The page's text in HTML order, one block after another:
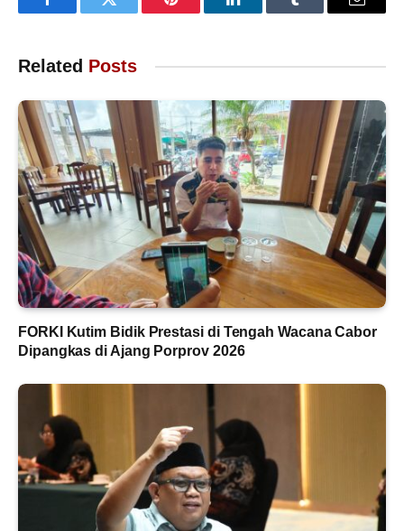
FacebookTwitter Pinterest LinkedInTumblr Email
Related Posts
FORKI Kutim Bidik Prestasi di Tengah Wacana Cabor
Dipangkas di Ajang Porprov 2026